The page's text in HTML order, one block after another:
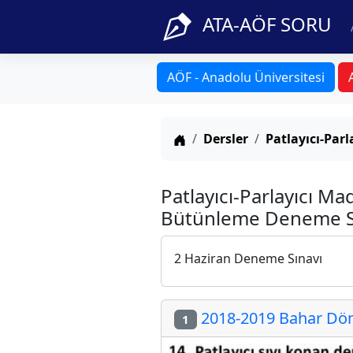
ATA-AÖF SORU
AÖF - Anadolu Üniversitesi
Anasayfa
Dersler Patlayıcı-
Patlayıcı-Parlayıcı
Bütünleme Deneme
2 Haziran Deneme Sınavı
1 2018-2019 Bahar